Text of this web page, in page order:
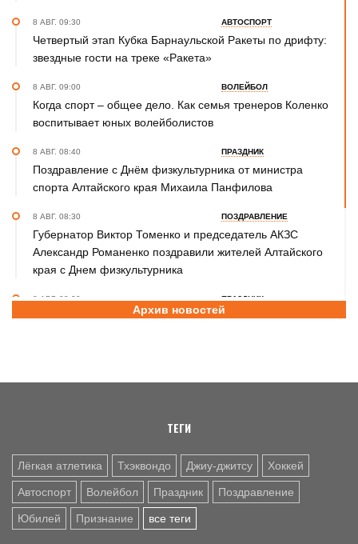
8 АВГ. 09:30 АВТОСПОРТ
Четвертый этап Кубка Барнаульской Ракеты по дрифту:
звездные гости на треке «Ракета»
8 АВГ. 09:00 ВОЛЕЙБОЛ
Когда спорт – общее дело. Как семья тренеров Коленко
воспитывает юных волейболистов
8 АВГ. 08:40 ПРАЗДНИК
Поздравление с Днём физкультурника от министра
спорта Алтайского края Михаила Панфилова
8 АВГ. 08:30 ПОЗДРАВЛЕНИЕ
Губернатор Виктор Томенко и председатель АКЗС
Александр Романенко поздравили жителей Алтайского
края с Днем физкультурника
8 АВГ. 08:20 ПРАЗДНИК
Поздравление с Днем физкультурника от министра
Базовый элемент. Александру Городову - 70 лет
Архив новостей
ТЕГИ
Лёгкая атлетика Тхэквондо Джиу-джитсу Хоккей
Автоспорт Волейбол Праздник Поздравление
Юбилей Признание все теги